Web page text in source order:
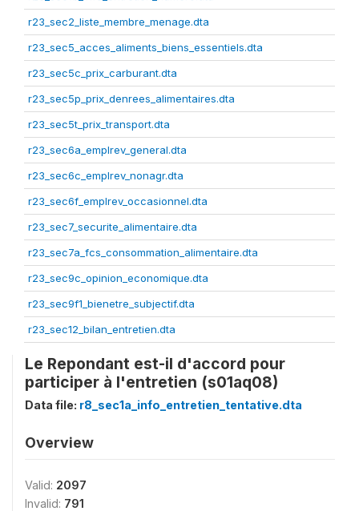
r23_sec2_liste_membre_menage.dta
r23_sec5_acces_aliments_biens_essentiels.dta
r23_sec5c_prix_carburant.dta
r23_sec5p_prix_denrees_alimentaires.dta
r23_sec5t_prix_transport.dta
r23_sec6a_emplrev_general.dta
r23_sec6c_emplrev_nonagr.dta
r23_sec6f_emplrev_occasionnel.dta
r23_sec7_securite_alimentaire.dta
r23_sec7a_fcs_consommation_alimentaire.dta
r23_sec9c_opinion_economique.dta
r23_sec9f1_bienetre_subjectif.dta
r23_sec12_bilan_entretien.dta
Le Repondant est-il d'accord pour
participer à l'entretien (s01aq08)
Data file: r8_sec1a_info_entretien_tentative.dta
Overview
Valid: 2097
Invalid: 791